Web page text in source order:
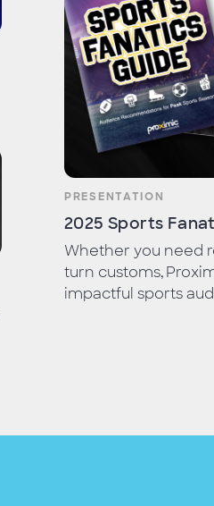
PRESENTATION
2025 Sports
Whether you need
turn customs,
impactful sports